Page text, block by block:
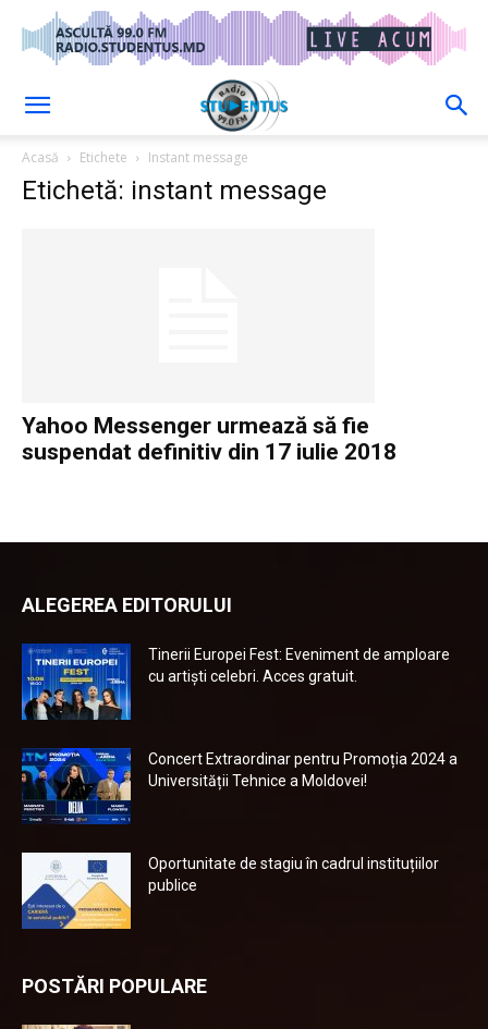
Acasă Etichete Instant message
Etichetă: instant message
Yahoo Messenger urmează să fie
suspendat definitiv din 17 iulie 2018
ALEGEREA EDITORULUI
Tinerii Europei Fest: Eveniment de amploare
cu artiști celebri. Acces gratuit.
Concert Extraordinar pentru Promoția 2024 a
Universității Tehnice a Moldovei!
Oportunitate de stagiu în cadrul instituțiilor
publice
POSTĂRI POPULARE